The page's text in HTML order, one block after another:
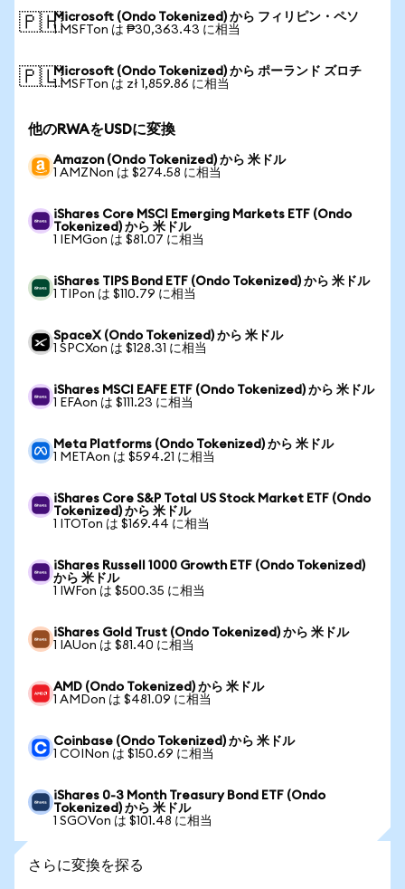
🇵🇭Microsoft (Ondo Tokenized) から フィリピン・ペソ
1 MSFTon は ₱30,363.43 に相当
🇵🇱Microsoft (Ondo Tokenized) から ポーランド ズロチ
1 MSFTon は zł 1,859.86 に相当
他のRWAをUSDに変換
Amazon (Ondo Tokenized) から 米ドル
1 AMZNon は $274.58 に相当
iShares Core MSCI Emerging Markets ETF (Ondo
Tokenized) から 米ドル
1 IEMGon は $81.07 に相当
iShares TIPS Bond ETF (Ondo Tokenized) から 米ドル
1 TIPon は $110.79 に相当
SpaceX (Ondo Tokenized) から 米ドル
1 SPCXon は $128.31 に相当
iShares MSCI EAFE ETF (Ondo Tokenized) から 米ドル
1 EFAon は $111.23 に相当
Meta Platforms (Ondo Tokenized) から 米ドル
1 METAon は $594.21 に相当
iShares Core S&P Total US Stock Market ETF (Ondo
Tokenized) から 米ドル
1 ITOTon は $169.44 に相当
iShares Russell 1000 Growth ETF (Ondo Tokenized)
から 米ドル
1 IWFon は $500.35 に相当
iShares Gold Trust (Ondo Tokenized) から 米ドル
1 IAUon は $81.40 に相当
AMD (Ondo Tokenized) から 米ドル
1 AMDon は $481.09 に相当
Coinbase (Ondo Tokenized) から 米ドル
1 COINon は $150.69 に相当
iShares 0-3 Month Treasury Bond ETF (Ondo
Tokenized) から 米ドル
1 SGOVon は $101.48 に相当
さらに変換を探る